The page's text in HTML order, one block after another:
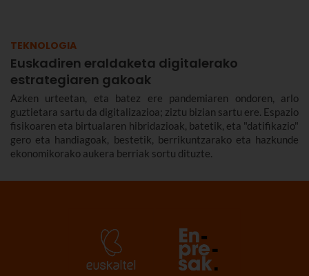
TEKNOLOGIA
Euskadiren eraldaketa digitalerako
estrategiaren gakoak
Azken urteetan, eta batez ere pandemiaren ondoren, arlo
guztietara sartu da digitalizazioa; ziztu bizian sartu ere. Espazio
fisikoaren eta birtualaren hibridazioak, batetik, eta "datifikazio"
gero eta handiagoak, bestetik, berrikuntzarako eta hazkunde
ekonomikorako aukera berriak sortu dituzte.